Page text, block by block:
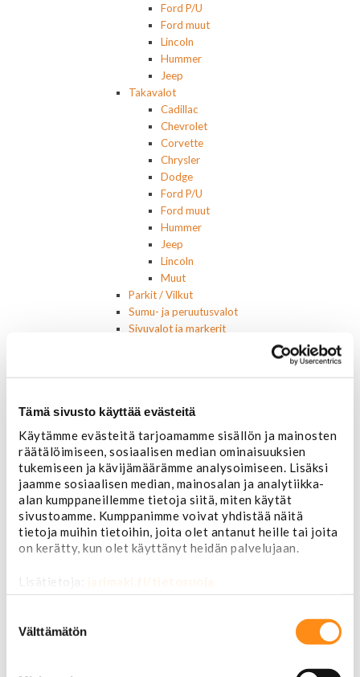
Tämä sivusto käyttää evästeitä
Käytämme evästeitä tarjoamamme sisällön ja mainosten
räätälöimiseen, sosiaalisen median ominaisuuksien
tukemiseen ja kävijämäärämme analysoimiseen. Lisäksi
jaamme sosiaalisen median, mainosalan ja analytiikka-
alan kumppaneillemme tietoja siitä, miten käytät
sivustoamme. Kumppanimme voivat yhdistää näitä
tietoja muihin tietoihin, joita olet antanut heille tai joita
on kerätty, kun olet käyttänyt heidän palvelujaan.
Lisätietoja: jarimaki.fi/tietosuoja
valinta
Välttämätön
Ford P/U
Ford muut
Lincoln
Hummer
Jeep
Takavalot
Cadillac
Chevrolet
Corvette
Chrysler
Dodge
Ford P/U
Ford muut
Hummer
Jeep
Lincoln
Muut
Parkit / Vilkut
Sumu- ja peruutusvalot
Sivuvalot ja markerit
Akut
Laturit ja laturin osat
Laturit
Laturin osat
Lämmitys ja ilmastointi
Etuvastukset
Kennot
Kompressorit ja osat
Käyttöpaneelit / kytkimet
Moottorit
Muut
Ohjainlaitteet